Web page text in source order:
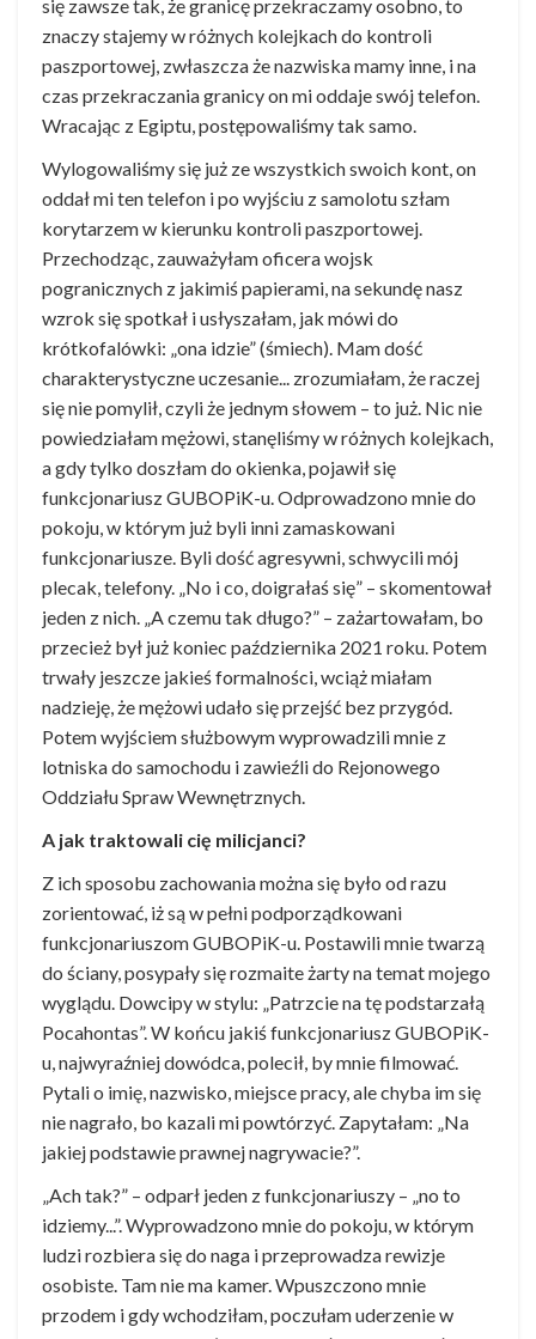
się zawsze tak, że granicę przekraczamy osobno, to
znaczy stajemy w różnych kolejkach do kontroli
paszportowej, zwłaszcza że nazwiska mamy inne, i na
czas przekraczania granicy on mi oddaje swój telefon.
Wracając z Egiptu, postępowaliśmy tak samo.
Wylogowaliśmy się już ze wszystkich swoich kont, on
oddał mi ten telefon i po wyjściu z samolotu szłam
korytarzem w kierunku kontroli paszportowej.
Przechodząc, zauważyłam oficera wojsk
pogranicznych z jakimiś papierami, na sekundę nasz
wzrok się spotkał i usłyszałam, jak mówi do
krótkofalówki: „ona idzie” (śmiech). Mam dość
charakterystyczne uczesanie... zrozumiałam, że raczej
się nie pomylił, czyli że jednym słowem – to już. Nic nie
powiedziałam mężowi, stanęliśmy w różnych kolejkach,
a gdy tylko doszłam do okienka, pojawił się
funkcjonariusz GUBOPiK-u. Odprowadzono mnie do
pokoju, w którym już byli inni zamaskowani
funkcjonariusze. Byli dość agresywni, schwycili mój
plecak, telefony. „No i co, doigrałaś się” – skomentował
jeden z nich. „A czemu tak długo?” – zażartowałam, bo
przecież był już koniec października 2021 roku. Potem
trwały jeszcze jakieś formalności, wciąż miałam
nadzieję, że mężowi udało się przejść bez przygód.
Potem wyjściem służbowym wyprowadzili mnie z
lotniska do samochodu i zawieźli do Rejonowego
Oddziału Spraw Wewnętrznych.
A jak traktowali cię milicjanci?
Z ich sposobu zachowania można się było od razu
zorientować, iż są w pełni podporządkowani
funkcjonariuszom GUBOPiK-u. Postawili mnie twarzą
do ściany, posypały się rozmaite żarty na temat mojego
wyglądu. Dowcipy w stylu: „Patrzcie na tę podstarzałą
Pocahontas”. W końcu jakiś funkcjonariusz GUBOPiK-
u, najwyraźniej dowódca, polecił, by mnie filmować.
Pytali o imię, nazwisko, miejsce pracy, ale chyba im się
nie nagrało, bo kazali mi powtórzyć. Zapytałam: „Na
jakiej podstawie prawnej nagrywacie?”.
„Ach tak?” – odparł jeden z funkcjonariuszy – „no to
idziemy...”. Wyprowadzono mnie do pokoju, w którym
ludzi rozbiera się do naga i przeprowadza rewizje
osobiste. Tam nie ma kamer. Wpuszczono mnie
przodem i gdy wchodziłam, poczułam uderzenie w